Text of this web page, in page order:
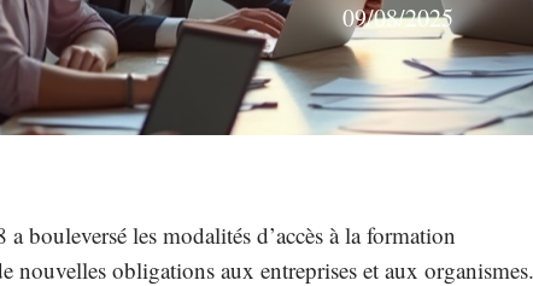
09/08/2025
bouleversé les modalités d’accès à la formation
nouvelles obligations aux entreprises et aux organismes.